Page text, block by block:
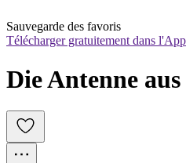
Sauvegarde des favoris
Télécharger gratuitement dans
Die Antenne